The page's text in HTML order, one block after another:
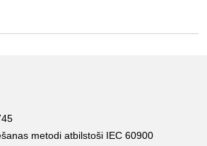
metodi atbilstoši IEC 60900